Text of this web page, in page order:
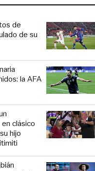
de
de su
la AFA
clásico
hijo